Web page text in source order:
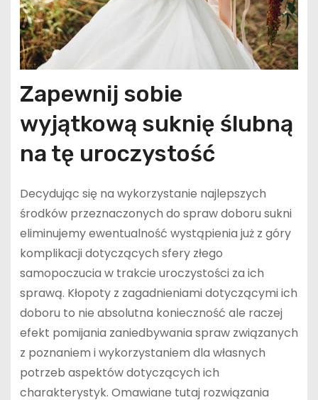
Zapewnij sobie
wyjątkową suknię ślubną
na tę uroczystość
Decydując się na wykorzystanie najlepszych
środków przeznaczonych do spraw doboru sukni
eliminujemy ewentualność wystąpienia już z góry
komplikacji dotyczących sfery złego
samopoczucia w trakcie uroczystości za ich
sprawą. Kłopoty z zagadnieniami dotyczącymi ich
doboru to nie absolutna konieczność ale raczej
efekt pomijania zaniedbywania spraw związanych
z poznaniem i wykorzystaniem dla własnych
potrzeb aspektów dotyczących ich
charakterystyk. Omawiane tutaj rozwiązania